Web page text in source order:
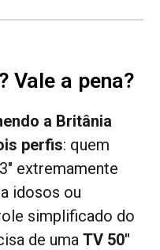
? Vale a pena?
a Britânia
perfis: quem
extremamente
idosos ou
simplificado do
de umaTV 50"